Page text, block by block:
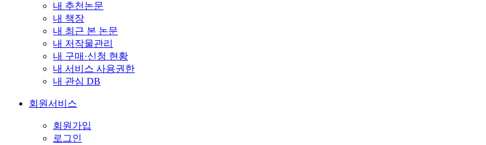
내 추천논문
내 책장
내 최근 본 논문
내 저작물관리
내 구매·신청 현황
내 서비스 사용권한
내 관심 DB
회원서비스
회원가입
로그인